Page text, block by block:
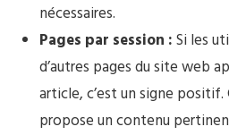
nécessaires.
Pages par session :Si les
d’autres pages du site web
article, c’est un signe
propose un contenu